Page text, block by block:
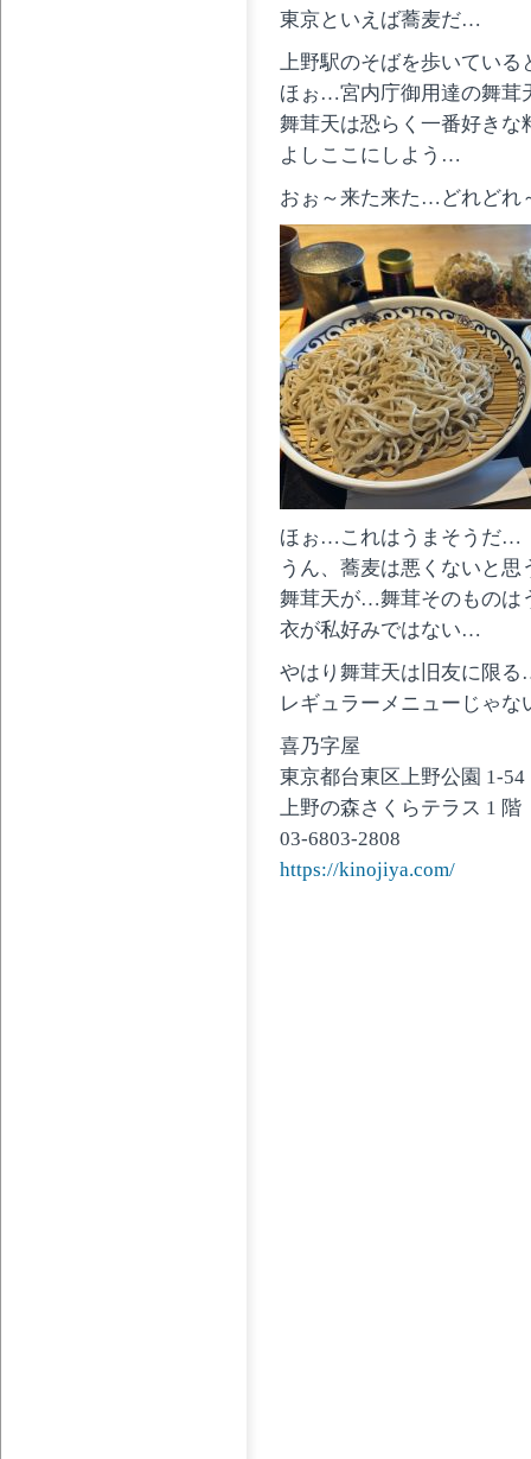
東京といえば蕎麦だ…
上野駅のそばを歩いてい
ほぉ…宮内庁御用達の舞茸
舞茸天は恐らく一番好き
よしここにしよう…
おぉ～来た来た…どれどれ
ほぉ…これはうまそうだ…
うん、蕎麦は悪くないと
舞茸天が…舞茸そのものは
衣が私好みではない…
やはり舞茸天は旧友に限
レギュラーメニューじゃ
喜乃字屋
東京都台東区上野公園 1-54
上野の森さくらテラス 1 階
03-6803-2808
https://kinojiya.com/